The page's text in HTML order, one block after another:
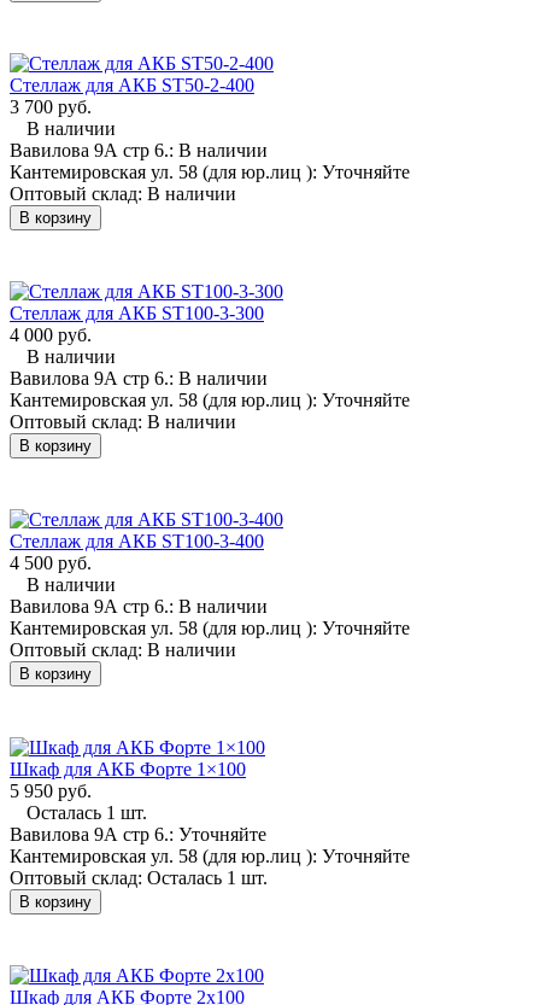
Стеллаж для АКБ ST50-2-400
3 700 руб.
В наличии
Вавилова 9А стр 6.: В наличии
Кантемировская ул. 58 (для юр.лиц ): Уточняйте
Оптовый склад: В наличии
В корзину
Стеллаж для АКБ ST100-3-300
4 000 руб.
В наличии
Вавилова 9А стр 6.: В наличии
Кантемировская ул. 58 (для юр.лиц ): Уточняйте
Оптовый склад: В наличии
В корзину
Стеллаж для АКБ ST100-3-400
4 500 руб.
В наличии
Вавилова 9А стр 6.: В наличии
Кантемировская ул. 58 (для юр.лиц ): Уточняйте
Оптовый склад: В наличии
В корзину
Шкаф для АКБ Форте 1×100
5 950 руб.
Осталась 1 шт.
Вавилова 9А стр 6.: Уточняйте
Кантемировская ул. 58 (для юр.лиц ): Уточняйте
Оптовый склад: Осталась 1 шт.
В корзину
Шкаф для АКБ Форте 2х100